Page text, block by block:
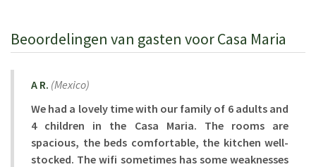
Beoordelingen van gasten voor Casa Maria
A R. (Mexico)
We had a lovely time with our family of 6 adults and
4 children in the Casa Maria. The rooms are
spacious, the beds comfortable, the kitchen well-
stocked. The wifi sometimes has some weaknesses